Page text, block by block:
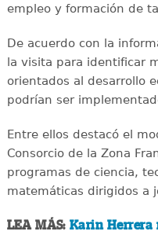
empleo y formación de
De acuerdo con la
la visita para identificar
orientados al desarrollo
podrían ser
Entre ellos destacó el
Consorcio de la Zona
programas de ciencia,
matemáticas dirigidos a
LEA MÁS: Karin Herrera